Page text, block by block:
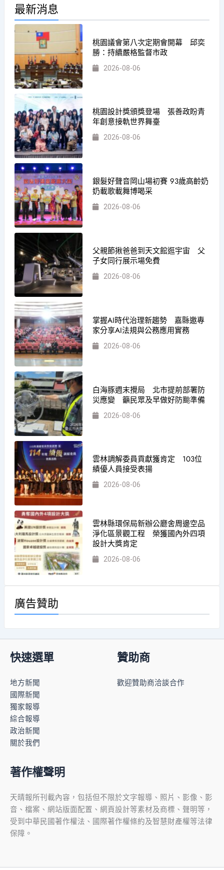
最新消息
桃園議會第八次定期會開幕 邱奕
勝：持續嚴格監督市政
2026-08-06
桃園設計獎頒獎登場 張善政盼青
年創意接軌世界舞臺
2026-08-06
銀髮好聲音岡山場初賽 93歲高齡奶
奶載歌載舞博喝采
2026-08-06
父親節揪爸爸到天文館逛宇宙 父
子女同行展示場免費
2026-08-06
掌握AI時代治理新趨勢 嘉縣邀專
家分享AI法規與公務應用實務
2026-08-06
白海豚週末攪局 北市提前部署防
災應變 籲民眾及早做好防颱準備
2026-08-06
雲林調解委員貢獻獲肯定 103位
績優人員接受表揚
2026-08-06
雲林縣環保局新辦公廳舍周邊空品
淨化區景觀工程 榮獲國內外四項
設計大獎肯定
2026-08-06
廣告贊助
快速選單
地方新聞
國際新聞
獨家報導
綜合報導
政治新聞
關於我們
贊助商
歡迎贊助商洽談合作
著作權聲明
天晴報所刊載內容，包括但不限於文字報導、照片、影像、影
音、檔案、網站版面配置、網頁設計等素材及商標、聲明等，
受到中華民國著作權法、國際著作權條約及智慧財產權等法律
保障。